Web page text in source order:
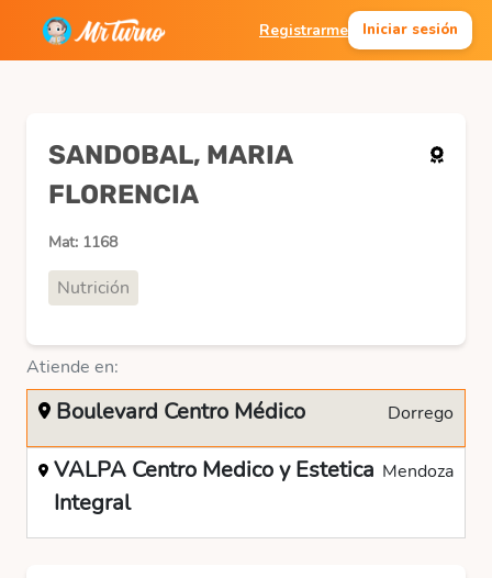
Registrarme Iniciar sesión
SANDOBAL, MARIA
FLORENCIA
Mat: 1168
Nutrición
Atiende en:
Boulevard Centro Médico Dorrego
VALPA Centro Medico y Estetica
Integral
Mendoza